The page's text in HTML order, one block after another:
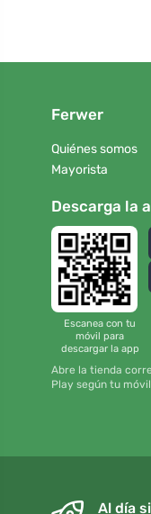
Ferwer
Quiénes somos
Mayorista
Descarga la
Escanea con tu
móvil para
descargar la app
Abre la tienda
Play según tu
Al día